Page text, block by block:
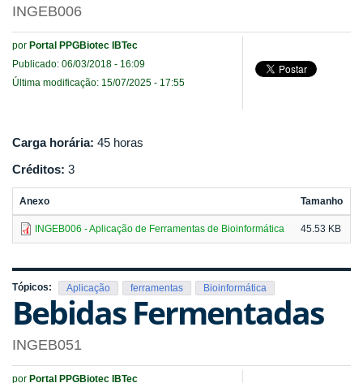
INGEB006
por Portal PPGBiotec IBTec
Publicado: 06/03/2018 - 16:09
Última modificação: 15/07/2025 - 17:55
Carga horária: 45 horas
Créditos: 3
Anexo Tamanho
INGEB006 - Aplicação de Ferramentas de Bioinformática 45.53 KB
Tópicos: Aplicação ferramentas Bioinformática
Bebidas Fermentadas
INGEB051
por Portal PPGBiotec IBTec